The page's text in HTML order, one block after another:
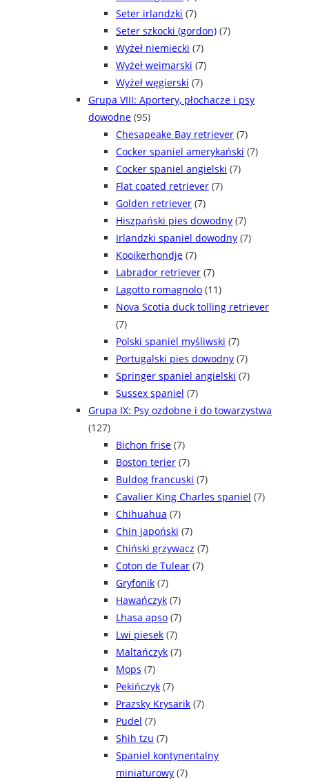
Seter irlandzki (7)
Seter szkocki (gordon) (7)
Wyżeł niemiecki (7)
Wyżeł weimarski (7)
Wyżeł węgierski (7)
Grupa VIII: Aportery, płochacze i psy
dowodne (95)
Chesapeake Bay retriever (7)
Cocker spaniel amerykański (7)
Cocker spaniel angielski (7)
Flat coated retriever (7)
Golden retriever (7)
Hiszpański pies dowodny (7)
Irlandzki spaniel dowodny (7)
Kooikerhondje (7)
Labrador retriever (7)
Lagotto romagnolo (11)
Nova Scotia duck tolling retriever
(7)
Polski spaniel myśliwski (7)
Portugalski pies dowodny (7)
Springer spaniel angielski (7)
Sussex spaniel (7)
Grupa IX: Psy ozdobne i do towarzystwa
(127)
Bichon frise (7)
Boston terier (7)
Buldog francuski (7)
Cavalier King Charles spaniel (7)
Chihuahua (7)
Chin japoński (7)
Chiński grzywacz (7)
Coton de Tulear (7)
Gryfonik (7)
Hawańczyk (7)
Lhasa apso (7)
Lwi piesek (7)
Maltańczyk (7)
Mops (7)
Pekińczyk (7)
Prazsky Krysarik (7)
Pudel (7)
Shih tzu (7)
Spaniel kontynentalny
miniaturowy (7)